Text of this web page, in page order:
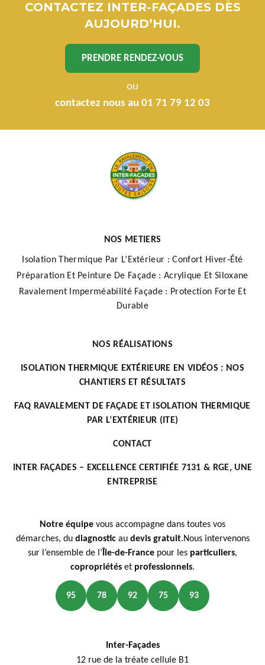
CONTACTEZ INTER-FAÇADES DÈS
AUJOURD’HUI.
PRENDRE RENDEZ-VOUS
ou
contactez nous au 01 71 79 12 03
NOS METIERS
Isolation Thermique Par L’Extérieur : Confort Hiver‑Été
Préparation Et Peinture De Façade : Acrylique Et Siloxane
Ravalement Imperméabilité Façade : Protection Forte Et
Durable
NOS RÉALISATIONS
ISOLATION THERMIQUE EXTÉRIEURE EN VIDÉOS : NOS
CHANTIERS ET RÉSULTATS
FAQ RAVALEMENT DE FAÇADE ET ISOLATION THERMIQUE
PAR L’EXTÉRIEUR (ITE)
CONTACT
INTER FAÇADES – EXCELLENCE CERTIFIÉE 7131 & RGE, UNE
ENTREPRISE
Notre équipe vous accompagne dans toutes vos
démarches, du diagnostic au devis gratuit.Nous intervenons
sur l’ensemble de l’ Île-de-France pour les particuliers,
copropriétés et professionnels.
95 78 92 75 93
Inter-Façades
12 rue de la tréate cellule B1